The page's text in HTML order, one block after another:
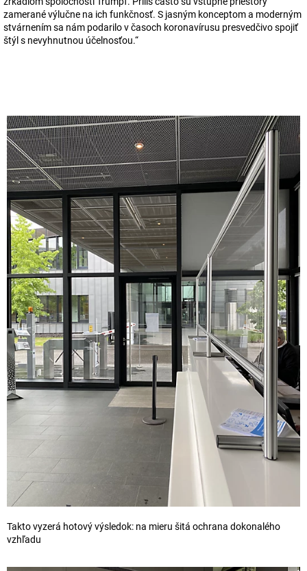
zamerané výlučne na ich funkčnosť. S jasným konceptom a moderným
stvárnením sa nám podarilo v časoch koronavírusu presvedčivo spojiť
štýl s nevyhnutnou účelnosťou.“
Takto vyzerá hotový výsledok: na mieru šitá ochrana dokonalého
vzhľadu